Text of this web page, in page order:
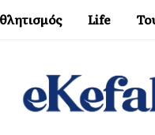
Life